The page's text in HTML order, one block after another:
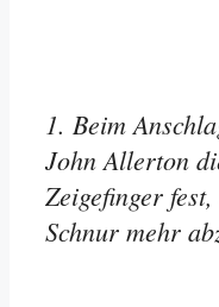
1. Beim
John Allerton
Zeigefinger
Schnur mehr